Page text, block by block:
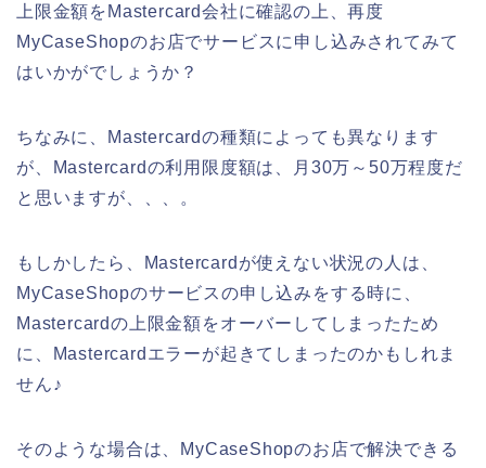
上限金額をMastercard会社に確認の上、再度
MyCaseShopのお店でサービスに申し込みされてみて
はいかがでしょうか？
ちなみに、Mastercardの種類によっても異なります
が、Mastercardの利用限度額は、月30万～50万程度だ
と思いますが、、、。
もしかしたら、Mastercardが使えない状況の人は、
MyCaseShopのサービスの申し込みをする時に、
Mastercardの上限金額をオーバーしてしまったため
に、Mastercardエラーが起きてしまったのかもしれま
せん♪
そのような場合は、MyCaseShopのお店で解決できる